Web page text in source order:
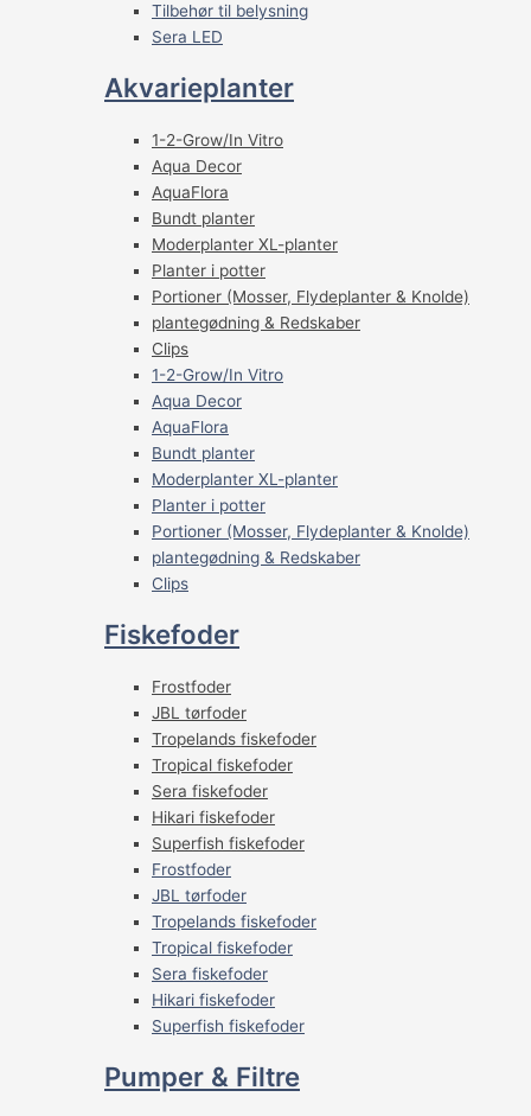
Tilbehør til belysning
Sera LED
Akvarieplanter
1-2-Grow/In Vitro
Aqua Decor
AquaFlora
Bundt planter
Moderplanter XL-planter
Planter i potter
Portioner (Mosser, Flydeplanter & Knolde)
plantegødning & Redskaber
Clips
1-2-Grow/In Vitro
Aqua Decor
AquaFlora
Bundt planter
Moderplanter XL-planter
Planter i potter
Portioner (Mosser, Flydeplanter & Knolde)
plantegødning & Redskaber
Clips
Fiskefoder
Frostfoder
JBL tørfoder
Tropelands fiskefoder
Tropical fiskefoder
Sera fiskefoder
Hikari fiskefoder
Superfish fiskefoder
Frostfoder
JBL tørfoder
Tropelands fiskefoder
Tropical fiskefoder
Sera fiskefoder
Hikari fiskefoder
Superfish fiskefoder
Pumper & Filtre